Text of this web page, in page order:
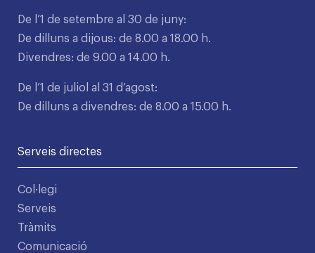
De l’1 de setembre al 30 de juny:
De dilluns a dijous: de 8.00 a 18.00 h.
Divendres: de 9.00 a 14.00 h.
De l’1 de juliol al 31 d’agost:
De dilluns a divendres: de 8.00 a 15.00 h.
Serveis directes
Col·legi
Serveis
Tràmits
Comunicació